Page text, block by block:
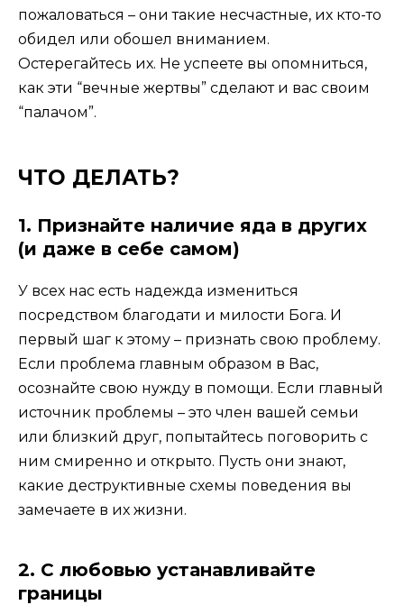
пожаловаться – они такие несчастные, их кто-то
обидел или обошел вниманием.
Остерегайтесь их. Не успеете вы опомниться,
как эти “вечные жертвы” сделают и вас своим
“палачом”.
ЧТО ДЕЛАТЬ?
1. Признайте наличие яда в других
(и даже в себе самом)
У всех нас есть надежда измениться
посредством благодати и милости Бога. И
первый шаг к этому – признать свою проблему.
Если проблема главным образом в Вас,
осознайте свою нужду в помощи. Если главный
источник проблемы – это член вашей семьи
или близкий друг, попытайтесь поговорить с
ним смиренно и открыто. Пусть они знают,
какие деструктивные схемы поведения вы
замечаете в их жизни.
2. С любовью устанавливайте
границы